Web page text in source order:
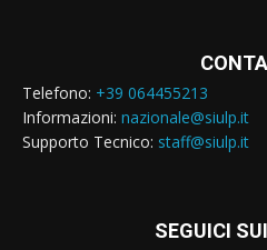
Telefono: +39 064455213
Informazioni: nazionale@siulp.it
Supporto Tecnico: staff@siulp.it
SEGUICI